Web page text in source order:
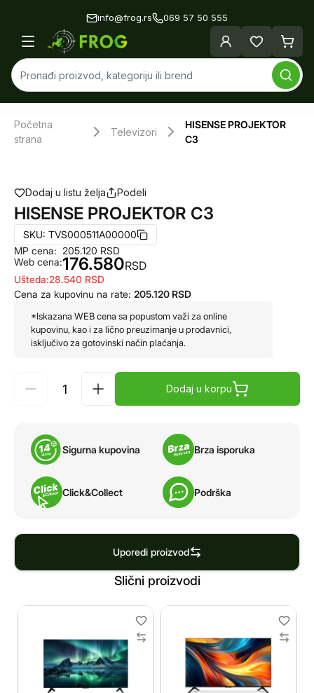
info@frog.rs 069 57 50 555
Početna
strana
Televizori
HISENSE PROJEKTOR
C3
Dodaj u listu želja Podeli
HISENSE PROJEKTOR C3
SKU: TVS000511A00000
MP cena:
Web cena:
205.120 RSD
176.580RSD
Ušteda:28.540 RSD
Cena za kupovinu na rate: 205.120 RSD
*Iskazana WEB cena sa popustom važi za online
kupovinu, kao i za lično preuzimanje u prodavnici,
isključivo za gotovinski način plaćanja.
Dodaj u korpu
Sigurna kupovina Brza isporuka
Click&Collect Podrška
Uporedi proizvod
Slični proizvodi